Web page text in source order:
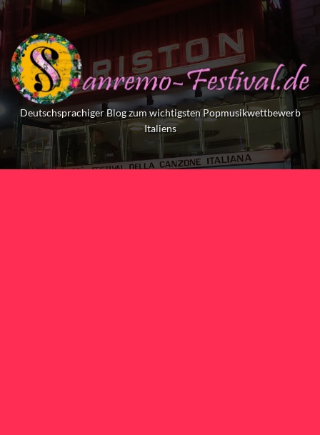
Skip
to
content
Deutschsprachiger Blog zum wichtigsten Popmusikwettbewerb
Italiens